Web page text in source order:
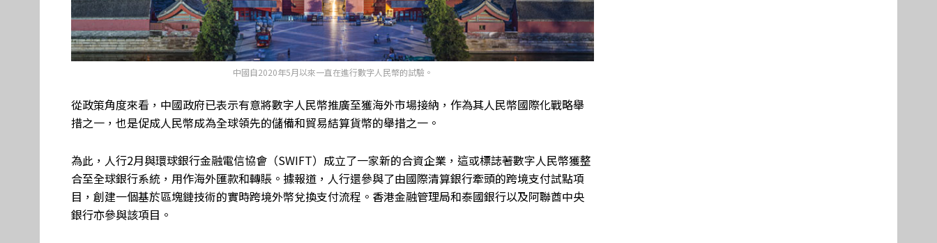
中國自2020年5月以來一直在進行數字人民幣的試驗。
從政策角度來看，中國政府已表示有意將數字人民幣推廣至獲海外市場接納，作為其人民幣國際化戰略舉
措之一，也是促成人民幣成為全球領先的儲備和貿易結算貨幣的舉措之一。
為此，人行2月與環球銀行金融電信協會（SWIFT）成立了一家新的合資企業，這或標誌著數字人民幣獲整
合至全球銀行系統，用作海外匯款和轉賬。據報道，人行還參與了由國際清算銀行牽頭的跨境支付試點項
目，創建一個基於區塊鏈技術的實時跨境外幣兌換支付流程。香港金融管理局和泰國銀行以及阿聯酋中央
銀行亦參與該項目。